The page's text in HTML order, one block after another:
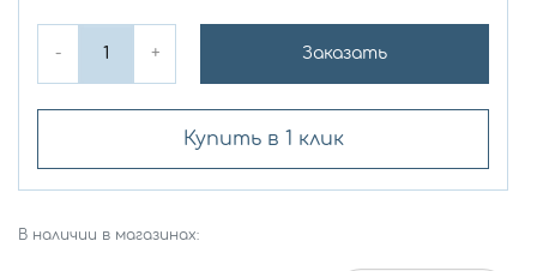
- + Заказать
Купить в 1 клик
В наличии в магазинах: